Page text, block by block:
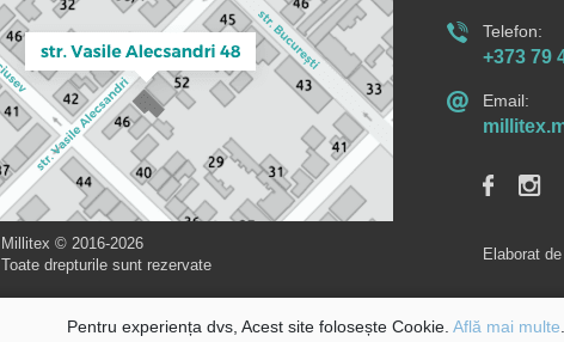
Telefon:
+373 79
Email:
Millitex © 2016-2026
Toate drepturile sunt rezervate
Elaborat de
Pentru experiența dvs, Acest site folosește Cookie. Află mai multe